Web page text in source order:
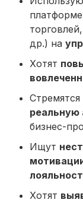
др.) на
Хотят
Стремятся
реальную
бизнес-
Ищут
Хотят